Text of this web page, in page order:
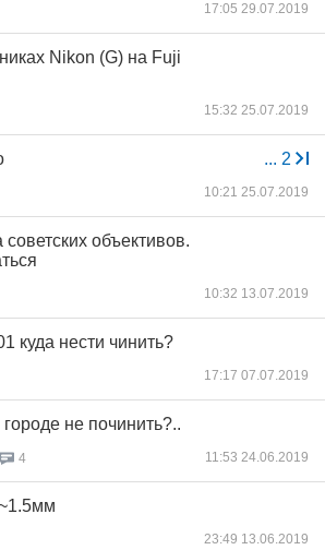
17:05 29.07.2019
Nikon (G) на Fuji
15:32 25.07.2019
... 2
10:21 25.07.2019
объективов.
10:32 13.07.2019
куда нести чинить?
17:17 07.07.2019
не починить?..
4 11:53 24.06.2019
23:49 13.06.2019